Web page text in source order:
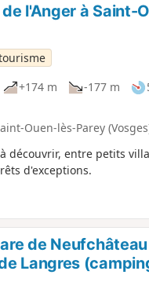
l'Anger à Saint-
+174 m -177 m
Ouen-lès-Parey
découvrir, entre petits
d'exceptions.
de
Langres